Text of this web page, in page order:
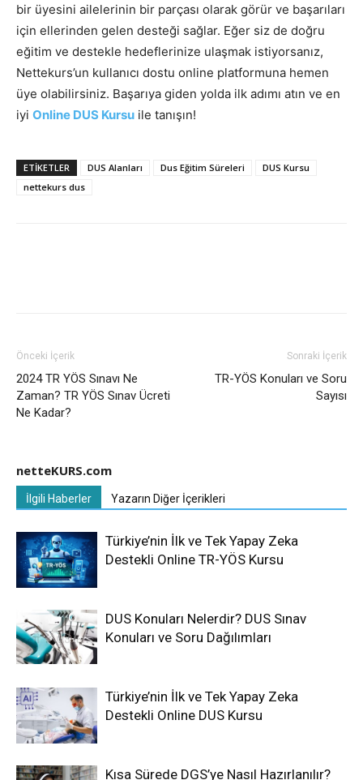
bir üyesini ailelerinin bir parçası olarak görür ve başarıları
için ellerinden gelen desteği sağlar. Eğer siz de doğru
eğitim ve destekle hedeflerinize ulaşmak istiyorsanız,
Nettekurs’un kullanıcı dostu online platformuna hemen
üye olabilirsiniz. Başarıya giden yolda ilk adımı atın ve en
iyi Online DUS Kursu ile tanışın!
ETIKETLER DUS Alanları Dus Eğitim Süreleri
DUS Kursu
nettekurs dus
Önceki İçerik
2024 TR YÖS Sınavı Ne
Zaman? TR YÖS Sınav Ücreti
Ne Kadar?
Sonraki İçerik
TR-YÖS Konuları ve Soru
Sayısı
netteKURS.com
İlgili Haberler Yazarın Diğer İçerikleri
Türkiye’nin İlk ve Tek Yapay Zeka
Destekli Online TR-YÖS Kursu
DUS Konuları Nelerdir? DUS Sınav
Konuları ve Soru Dağılımları
Türkiye’nin İlk ve Tek Yapay Zeka
Destekli Online DUS Kursu
Kısa Sürede DGS’ye Nasıl Hazırlanılır?